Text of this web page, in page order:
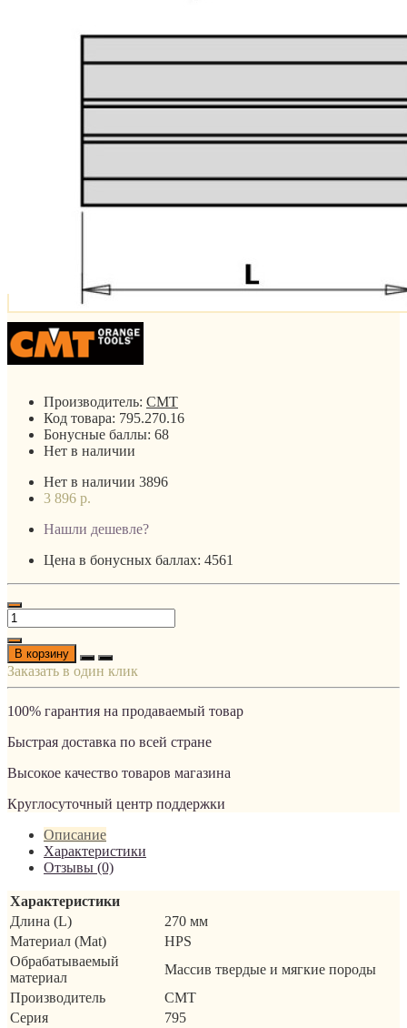
Производитель: CMT
Код товара: 795.270.16
Бонусные баллы: 68
Нет в наличии
Нет в наличии 3896
3 896 р.
Нашли дешевле?
Цена в бонусных баллах: 4561
В корзину
Заказать в один клик
100% гарантия на продаваемый товар
Быстрая доставка по всей стране
Высокое качество товаров магазина
Круглосуточный центр поддержки
Описание
Характеристики
Отзывы (0)
Характеристики
Длина (L)
270 мм
Материал (Mat)
HPS
Обрабатываемый
материал
Массив твердые и мягкие породы
Производитель
CMT
Серия
795